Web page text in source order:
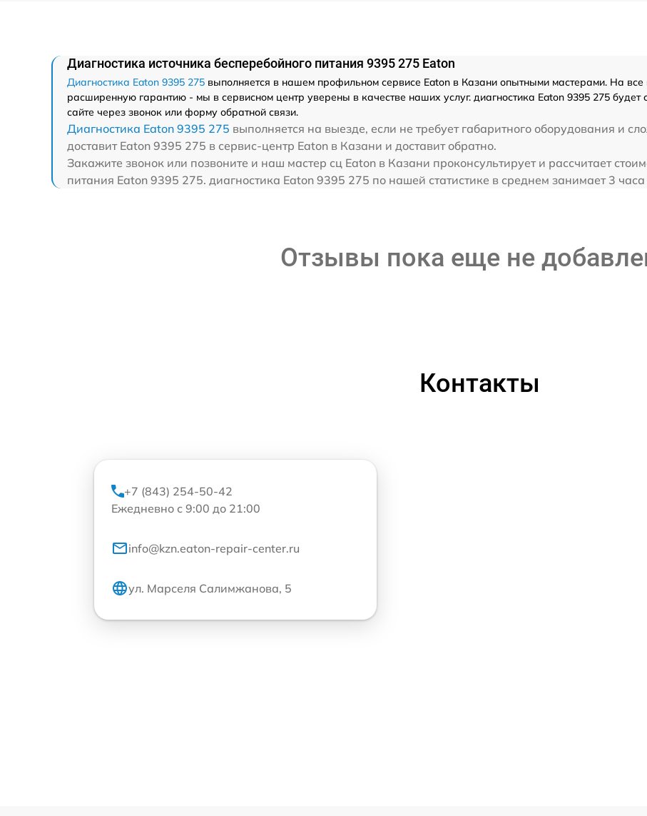
Диагностика источника бесперебойного питания 9395 275 Eaton
Диагностика Eaton 9395 275 выполняется в нашем профильном сервисе Eaton в Казани опытными мастерами. На все
расширенную гарантию - мы в сервисном центр уверены в качестве наших услуг. диагностика Eaton 9395 275
сайте через звонок или форму обратной связи.
Диагностика Eaton 9395 275 выполняется на выезде, если не требует габаритного оборудования и
доставит Eaton 9395 275 в сервис-центр Eaton в Казани и доставит обратно.
Закажите звонок или позвоните и наш мастер сц Eaton в Казани проконсультирует и рассчитает
питания Eaton 9395 275. диагностика Eaton 9395 275 по нашей статистике в среднем занимает 3
Отзывы пока еще не
Контакты
+7 (843) 254-50-42
Ежедневно с 9:00 до 21:00
info@kzn.eaton-repair-center.ru
ул. Марселя Салимжанова, 5